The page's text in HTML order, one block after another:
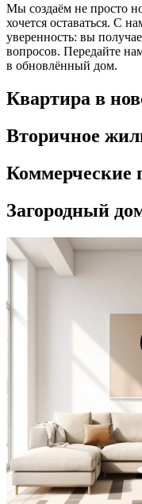
Мы создаём не просто
хочется оставаться. С
уверенность: вы
вопросов. Передайте
в обновлённый дом.
Квартира в
Вторичное
Коммерческие
Загородный